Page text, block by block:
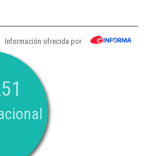
Información ofrecida por